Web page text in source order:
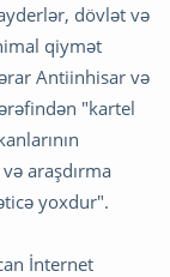
dövlət və
qiymət
Antiinhisar və
"kartel
araşdırma
yoxdur".
İnternet